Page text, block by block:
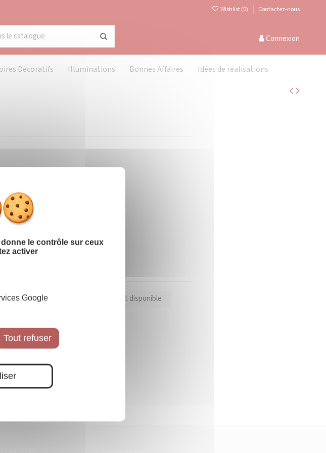
le contrôle sur ceux
activer
Google
Tout refuser
Wishlist (0) Contactez-nous
Connexion
Décoratifs Illuminations Bonnes Affaires Idées de réalisations
Prévenez-moi lorsque le produit est disponible